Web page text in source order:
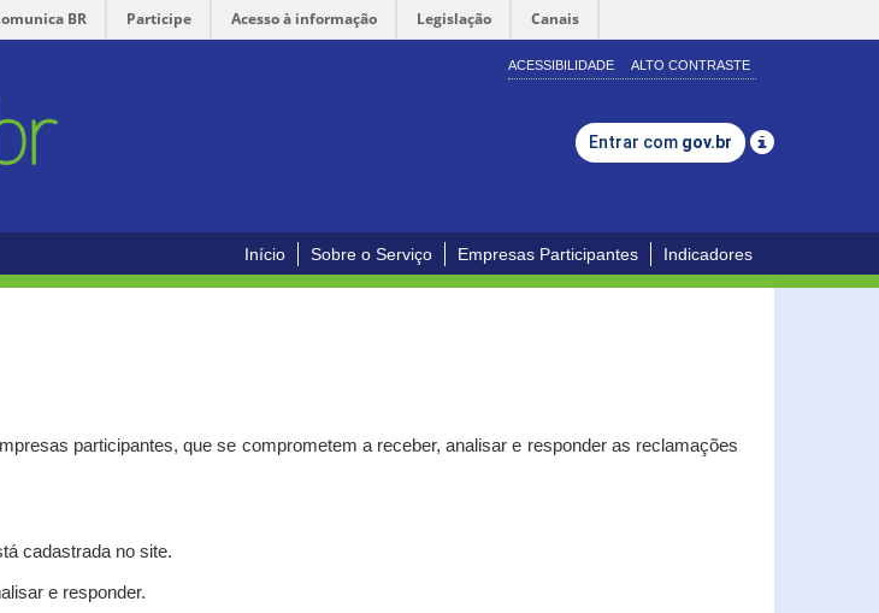
BR Participe Acesso à informação Legislação Canais
ACESSIBILIDADE ALTO CONTRASTE
Entrar com gov.br
Início Sobre o Serviço Empresas Participantes Indicadores
participantes, que se comprometem a receber, analisar e responder as reclamações
cadastrada no site.
e responder.